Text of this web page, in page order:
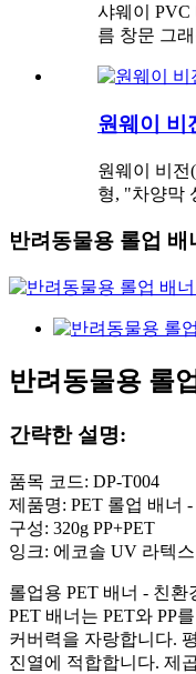
샤웨이 PVC
름 창문 그
원웨이 비
원웨이 비전
형, "차양막
반려동물용 롤업 배
반려동물용 롤
간략한 설명:
품목 코드: DP-T004
제품명: PET 롤업 배너
구성: 320g PP+PET
잉크: 에코솔 UV 라텍스
롤업용 PET 배너 - 친
PET 배너는 PET와 PP
커버력을 자랑합니다.
진열에 적합합니다. 제